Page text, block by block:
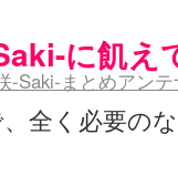
に飢
-Saki-まとめアン
全く必要の